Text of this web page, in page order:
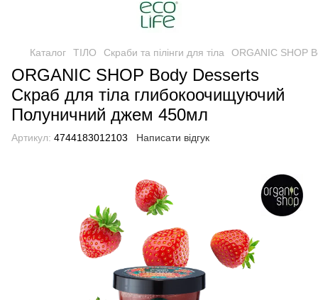
Каталог ТІЛО Скраби та пілінги для тіла ORGANIC SHOP
ORGANIC SHOP Body Desserts
Скраб для тіла глибокоочищуючий
Полуничний джем 450мл
Артикул: 4744183012103 Написати відгук